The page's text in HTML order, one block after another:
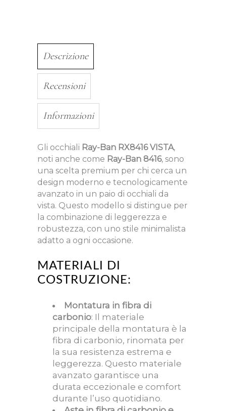
Descrizione
Recensioni
Informazioni
Gli occhiali Ray-Ban RX8416 VISTA,
noti anche come Ray-Ban 8416, sono
una scelta premium per chi cerca un
design moderno e tecnologicamente
avanzato in un paio di occhiali da
vista. Questo modello si distingue per
la combinazione di leggerezza e
robustezza, con uno stile minimalista
adatto a ogni occasione.
MATERIALI DI
COSTRUZIONE:
Montatura in fibra di
carbonio: Il materiale
principale della montatura è la
fibra di carbonio, rinomata per
la sua resistenza estrema e
leggerezza. Questo materiale
avanzato garantisce una
durata eccezionale e comfort
durante l’uso quotidiano.